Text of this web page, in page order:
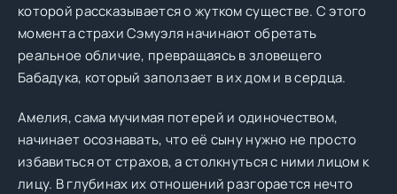
которой рассказывается о жутком существе. С этого
момента страхи Сэмуэля начинают обретать
реальное обличие, превращаясь в зловещего
Бабадука, который заползает в их дом и в сердца.
Амелия, сама мучимая потерей и одиночеством,
начинает осознавать, что её сыну нужно не просто
избавиться от страхов, а столкнуться с ними лицом к
лицу. В глубинах их отношений разгорается нечто